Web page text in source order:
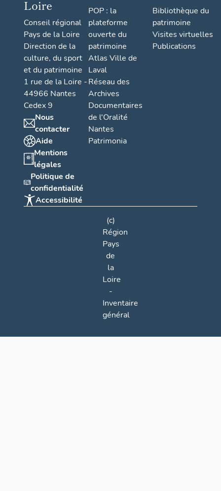
Loire
Conseil régional
Pays de la Loire
Direction de la
culture, du sport
et du patrimoine
1 rue de la Loire -
44966 Nantes
Cedex 9
Nous
contacter
Aide
Mentions
légales
Politique de
confidentialité
Accessibilité
POP : la
plateforme
ouverte du
patrimoine
Atlas Ville de
Laval
Réseau des
Archives
Documentaires
de l'Oralité
Nantes
Patrimonia
Bibliothèque du
patrimoine
Visites virtuelles
Publications
(c)
Région
Pays
de
la
Loire
-
Inventaire
général